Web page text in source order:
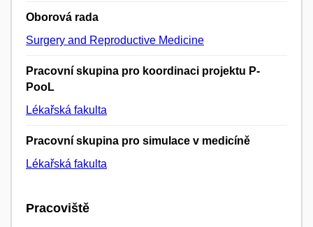
Oborová rada
Surgery and Reproductive Medicine
Pracovní skupina pro koordinaci projektu P-
PooL
Lékařská fakulta
Pracovní skupina pro simulace v medicíně
Lékařská fakulta
Pracoviště